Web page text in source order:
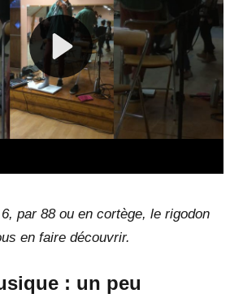
par 88 ou en cortège, le rigodon
en faire découvrir.
: un peu